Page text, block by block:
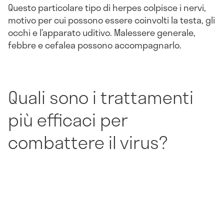
Questo particolare tipo di herpes colpisce i nervi,
motivo per cui possono essere coinvolti la testa, gli
occhi e l’apparato uditivo. Malessere generale,
febbre e cefalea possono accompagnarlo.
Quali sono i trattamenti
più efficaci per
combattere il virus?